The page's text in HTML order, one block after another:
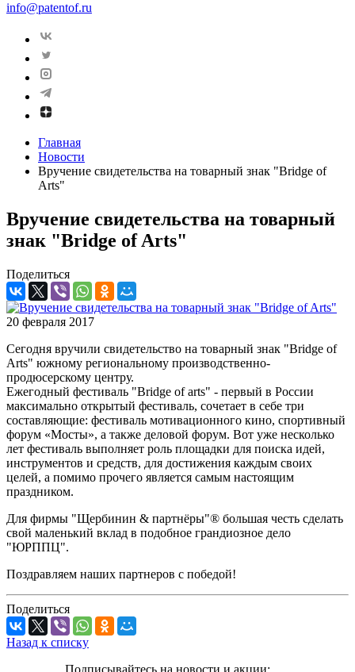
info@patentof.ru
Главная
Новости
Вручение свидетельства на товарный знак "Bridge of
Arts"
Вручение свидетельства на товарный
знак "Bridge of Arts"
Поделиться
20 февраля 2017
Сегодня вручили свидетельство на товарный знак "Bridge of
Arts" южному региональному производственно-
продюсерскому центру.
Ежегодный фестиваль "Bridge of arts" - первый в России
максимально открытый фестиваль, сочетает в себе три
составляющие: фестиваль мотивационного кино, спортивный
форум «Мосты», а также деловой форум. Вот уже несколько
лет фестиваль выполняет роль площадки для поиска идей,
инструментов и средств, для достижения каждым своих
целей, а помимо прочего является самым настоящим
праздником.
Для фирмы "Щербинин & партнёры"® большая честь сделать
свой маленький вклад в подобное грандиозное дело
"ЮРППЦ".
Поздравляем наших партнеров с победой!
Поделиться
Назад к списку
Подписывайтесь на новости и акции: